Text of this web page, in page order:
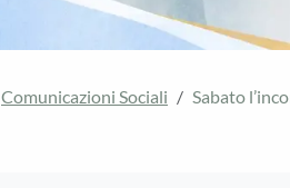
Comunicazioni Sociali Sabato